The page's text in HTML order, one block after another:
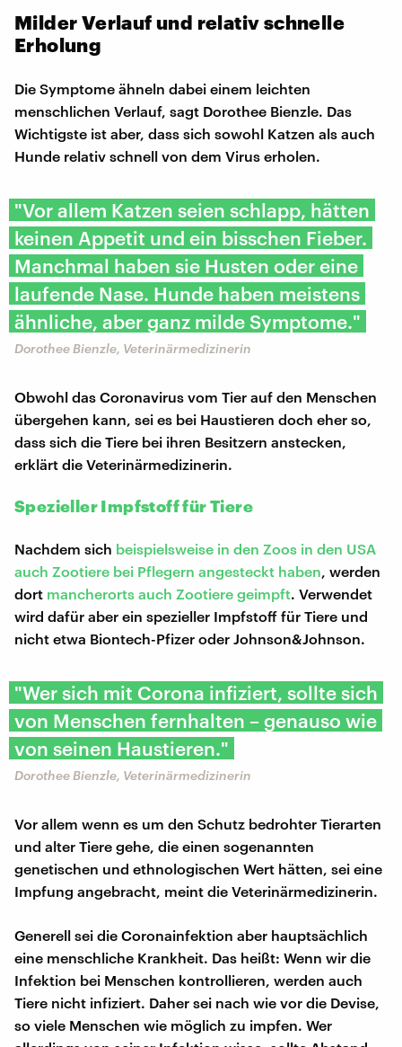
Milder Verlauf und relativ schnelle
Erholung
Die Symptome ähneln dabei einem leichten
menschlichen Verlauf, sagt Dorothee Bienzle. Das
Wichtigste ist aber, dass sich sowohl Katzen als auch
Hunde relativ schnell von dem Virus erholen.
"Vor allem Katzen seien schlapp, hätten
keinen Appetit und ein bisschen Fieber.
Manchmal haben sie Husten oder eine
laufende Nase. Hunde haben meistens
ähnliche, aber ganz milde Symptome."
Dorothee Bienzle, Veterinärmedizinerin
Obwohl das Coronavirus vom Tier auf den Menschen
übergehen kann, sei es bei Haustieren doch eher so,
dass sich die Tiere bei ihren Besitzern anstecken,
erklärt die Veterinärmedizinerin.
Spezieller Impfstoff für Tiere
Nachdem sich beispielsweise in den Zoos in den USA
auch Zootiere bei Pflegern angesteckt haben , werden
dort mancherorts auch Zootiere geimpft. Verwendet
wird dafür aber ein spezieller Impfstoff für Tiere und
nicht etwa Biontech-Pfizer oder Johnson&Johnson.
"Wer sich mit Corona infiziert, sollte sich
von Menschen fernhalten – genauso wie
von seinen Haustieren."
Dorothee Bienzle, Veterinärmedizinerin
Vor allem wenn es um den Schutz bedrohter Tierarten
und alter Tiere gehe, die einen sogenannten
genetischen und ethnologischen Wert hätten, sei eine
Impfung angebracht, meint die Veterinärmedizinerin.
Generell sei die Coronainfektion aber hauptsächlich
eine menschliche Krankheit. Das heißt: Wenn wir die
Infektion bei Menschen kontrollieren, werden auch
Tiere nicht infiziert. Daher sei nach wie vor die Devise,
so viele Menschen wie möglich zu impfen. Wer